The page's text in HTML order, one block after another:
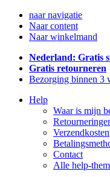
naar navigatie
Naar content
Naar winkelmand
Nederland: Gratis
Gratis retourneren
Bezorging binnen 3
Help
Waar is mijn
Verzendkosten
Contact
Alle help-